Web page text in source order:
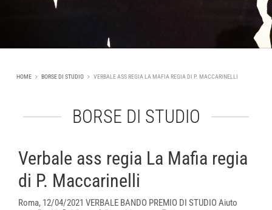
HOME BORSE DI STUDIO VERBALE ASS REGIA LA MAFIA REGIA DI P. MACCARINELLI
BORSE DI STUDIO
Verbale ass regia La Mafia regia
di P. Maccarinelli
Roma, 12/04/2021 VERBALE BANDO PREMIO DI STUDIO Aiuto